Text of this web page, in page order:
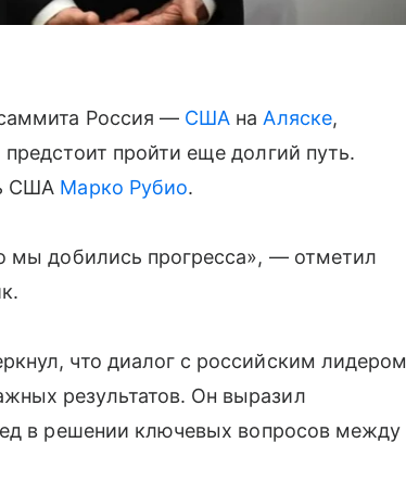
Россия — США на Аляске,
пройти еще долгий путь.
США Марко Рубио.
мы добились прогресса», — отметил
что диалог с российским лидером
результатов. Он выразил
в решении ключевых вопросов между